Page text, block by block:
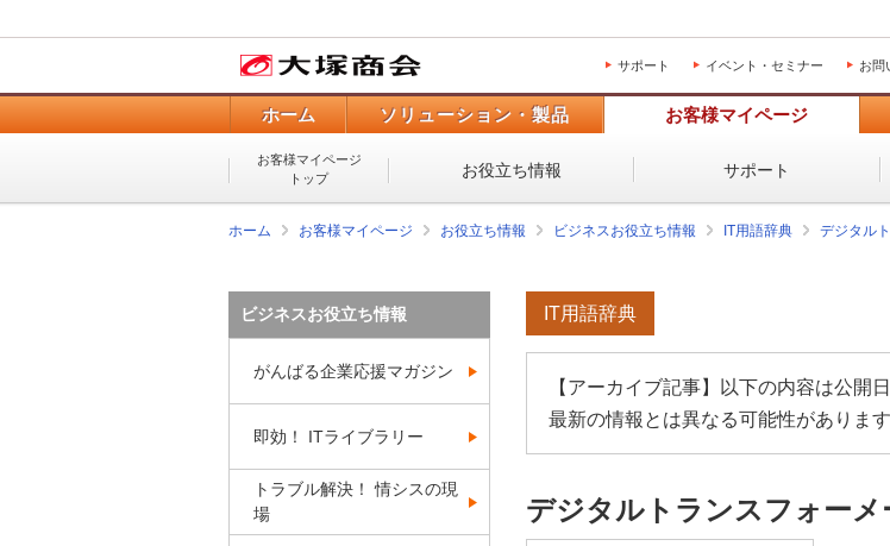
サポート イベント・セミナー お問
ホーム ソリューション・製品 お客様マイページ
お客様マイページ
トップ
お役立ち情報 サポート
ホーム お客様マイページ お役立ち情報 ビジネスお役立ち情報 IT用語辞典 デジタル
IT用語辞典
【アーカイブ記事】以下の内容は公開
最新の情報とは異なる可能性がありま
デジタルトランスフォーメ
ビジネスお役立ち情報
がんばる企業応援マガジン
即効！ ITライブラリー
トラブル解決！ 情シスの現
場